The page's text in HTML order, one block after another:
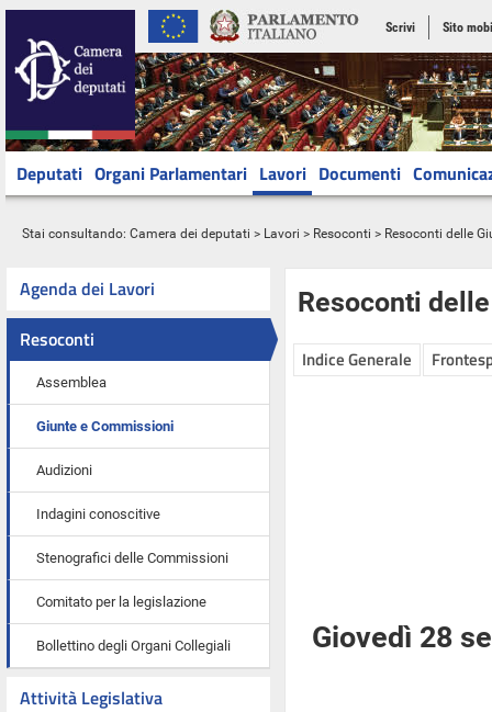
Scrivi Sito
Deputati Organi Parlamentari Lavori Documenti
Stai consultando: Camera dei deputati > Lavori > Resoconti > Resoconti delle
Agenda dei Lavori
Resoconti
Assemblea
Giunte e Commissioni
Audizioni
Indagini conoscitive
Stenografici delle Commissioni
Comitato per la legislazione
Bollettino degli Organi Collegiali
Attività Legislativa
Resoconti
Indice Generale
Giovedì 28